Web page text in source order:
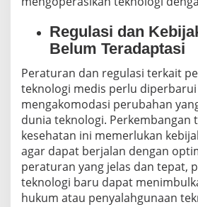
Regulasi dan
Belum Teradaptasi
Peraturan dan regulasi terkait
teknologi medis perlu
mengakomodasi perubahan
dunia teknologi. Perkembangan
kesehatan ini memerlukan
agar dapat berjalan dengan
peraturan yang jelas dan tepat,
teknologi baru dapat
hukum atau penyalahgunaan